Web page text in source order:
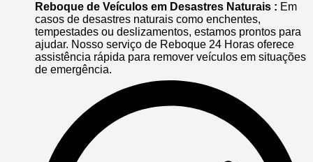
Reboque de Veículos em Desastres Naturais : Em
casos de desastres naturais como enchentes,
tempestades ou deslizamentos, estamos prontos para
ajudar. Nosso serviço de Reboque 24 Horas oferece
assistência rápida para remover veículos em situações
de emergência.